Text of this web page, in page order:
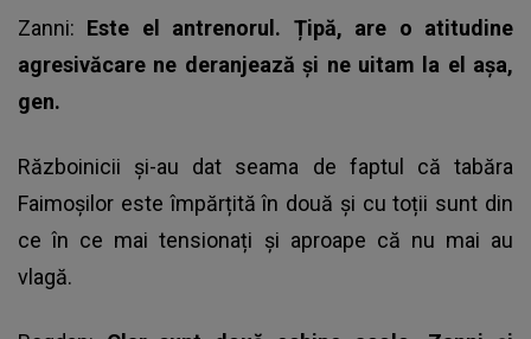
Zanni: Este el antrenorul. Țipă, are o atitudine
agresivăcare ne deranjează și ne uitam la el așa,
gen.
Războinicii și-au dat seama de faptul că tabăra
Faimoșilor este împărțită în două și cu toții sunt din
ce în ce mai tensionați și aproape că nu mai au
vlagă.